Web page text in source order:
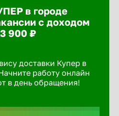
в городе
с доходом
900 ₽
доставки Купер в
работу онлайн
в день обращения!